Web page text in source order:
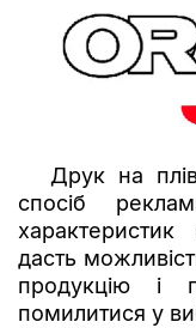
Друк на
спосіб
дасть
продукцію і
помилитися у